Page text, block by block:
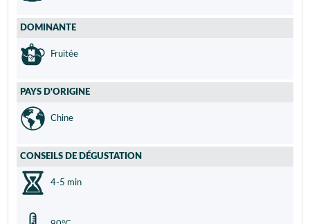
DOMINANTE
Fruitée
PAYS D'ORIGINE
Chine
CONSEILS DE DÉGUSTATION
4-5 min